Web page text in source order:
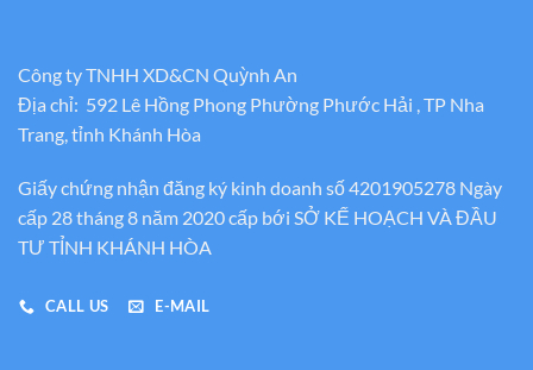
Công ty TNHH XD&CN Quỳnh An
Địa chỉ: 592 Lê Hồng Phong Phường Phước Hải , TP Nha
Trang, tỉnh Khánh Hòa
Giấy chứng nhận đăng ký kinh doanh số 4201905278 Ngày
cấp 28 tháng 8 năm 2020 cấp bới SỞ KẾ HOẠCH VÀ ĐẦU
TƯ TỈNH KHÁNH HÒA
CALL US E-MAIL